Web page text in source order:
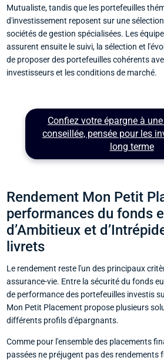
Mutualiste, tandis que les portefeuilles
d'investissement reposent sur une
sociétés de gestion spécialisées. Les
assurent ensuite le suivi, la sélection et
de proposer des portefeuilles cohérents
investisseurs et les conditions de marché.
Confiez votre épargne à
conseillée, pensée pour les
long terme
Rendement Mon Petit
performances du fonds
d’Ambitieux et
livrets
Le rendement reste l'un des principaux
assurance-vie. Entre la sécurité du fonds
de performance des portefeuilles investis
Mon Petit Placement propose plusieurs
différents profils d'épargnants.
Comme pour l'ensemble des placements
passées ne préjugent pas des rendements